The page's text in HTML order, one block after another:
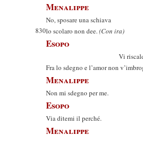
Menalippe
No, sposare una schiava
830lo scolaro non dee.(Con ira)
Esopo
Vi
Fra lo sdegno e l’amor non
Menalippe
Non mi sdegno per me.
Esopo
Via ditemi il perché.
Menalippe